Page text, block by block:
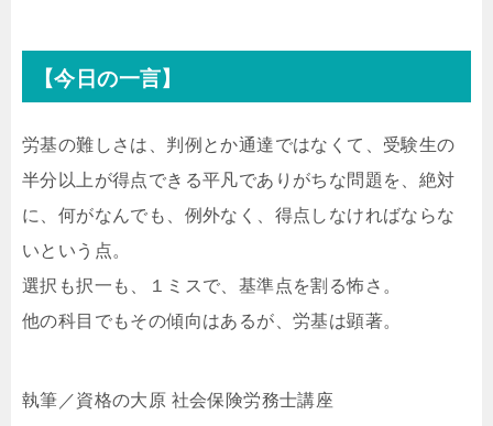
【今日の一言】
労基の難しさは、判例とか通達ではなくて、受験生の
半分以上が得点できる平凡でありがちな問題を、絶対
に、何がなんでも、例外なく、得点しなければならな
いという点。
選択も択一も、１ミスで、基準点を割る怖さ。
他の科目でもその傾向はあるが、労基は顕著。
執筆／資格の大原 社会保険労務士講座